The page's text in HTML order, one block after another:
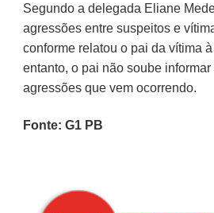
Segundo a delegada Eliane
agressões entre suspeitos e
conforme relatou o pai da vítima
entanto, o pai não soube
agressões que vem ocorrendo.
Fonte: G1 PB